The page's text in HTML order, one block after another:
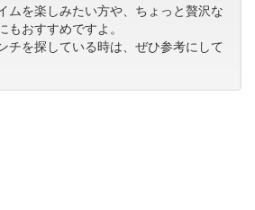
ムを楽しみたい方や、ちょっと贅沢な
おすすめですよ。
チを探している時は、ぜひ参考にして